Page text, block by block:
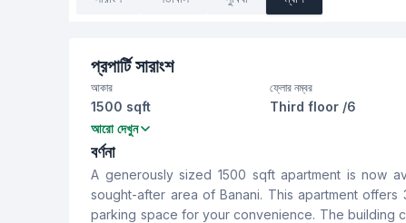
প্রপার্টি সারাংশ
আকার
1500 sqft
ফ্লোর নম্বর
Third floor /6
বেডরুম
3
খাবার রুম
Yes
বারান্দা
2
আরো দেখুন
বর্ণনা
A generously sized 1500 sqft apartment is now
sought-after area of Banani. This apartment
parking space for your convenience. The building